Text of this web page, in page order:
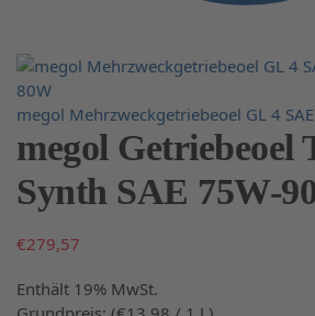
megol Mehrzweckgetriebeoel GL 4
megol Getriebeoel
Synth SAE 75W-
€279,57
Enthält 19% MwSt.